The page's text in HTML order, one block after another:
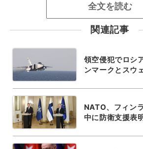
全文を読む
関連記事
領空侵犯でロシ
ンマークとスウ
NATO、フィン
中に防衛支援表